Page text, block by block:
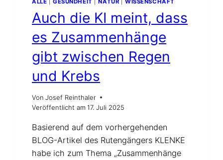
AUCH
RUTE
PENDEL
Auch die KI meint, dass
es Zusammenhänge
gibt zwischen Regen
und Krebs
Von Josef Reinthaler
Veröffentlicht am 17. Juli 2025
Basierend auf dem vorhergehenden
BLOG-Artikel des Rutengängers KLENKE
habe ich zum Thema „Zusammenhänge